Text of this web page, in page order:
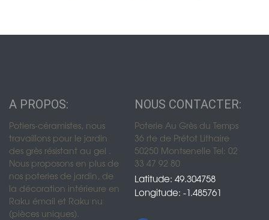
A PROPOS:
Potiers-céramistes, nous
travaillons pour le jardin
des grès résistant au gel .
Nous proposons en plus de
nos poteries de jardin, de
la décoration intérieure en
Raku émail et Raku nu
(pièces uniques).
NOUS CONTACTER:
Poterie Au Grès du Temps
36 rte de Prétot Lithaire
50250 Montsenelle Tel: 02
33 47 92 80
Latitude: 49.304758
Longitude: -1.485761